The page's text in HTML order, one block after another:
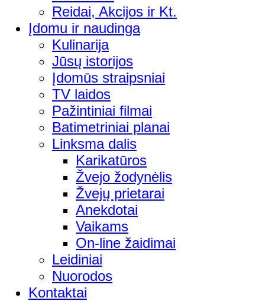
Reidai, Akcijos ir Kt.
Įdomu ir naudinga
Kulinarija
Jūsų istorijos
Įdomūs straipsniai
TV laidos
Pažintiniai filmai
Batimetriniai planai
Linksma dalis
Karikatūros
Žvejo žodynėlis
Žvejų prietarai
Anekdotai
Vaikams
On-line žaidimai
Leidiniai
Nuorodos
Kontaktai